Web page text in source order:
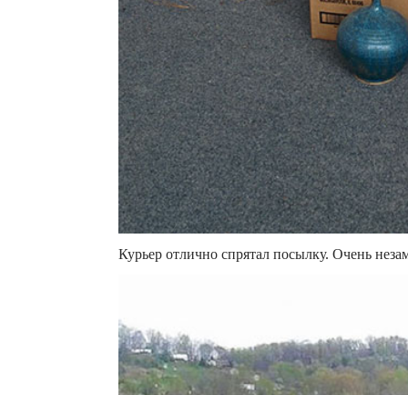
Курьер отлично спрятал посылку. Очень